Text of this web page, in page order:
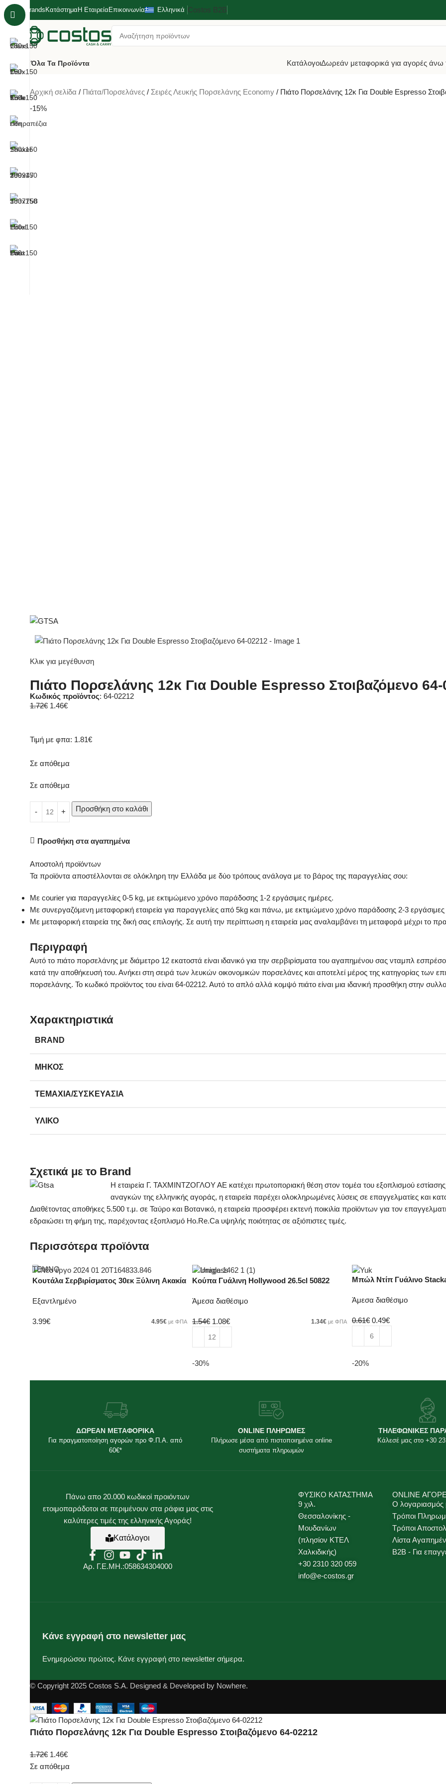
Brands Κατάστημα Η Εταιρεία Επικοινωνία Ελληνικά Costos Β2Β
Όλα Τα Προϊόντα ΚατάλογοιΔωρεάν μεταφορικά για αγορές άνω
Αρχική σελίδα Πιάτα/Πορσελάνες Σειρές Λευκής Πορσελάνης Economy
Πιάτο Πορσελάνης 12κ Για Double Espresso
-15%
Κλικ για μεγέθυνση
Πιάτο Πορσελάνης 12κ Για Double Espresso Στοιβαζόμενο
Κωδικός προϊόντος: 64-02212
1.72€ 1.46€
Τιμή με φπα: 1.81€
Σε απόθεμα
Σε απόθεμα
Προσθήκη στο καλάθι
Προσθήκη στα αγαπημένα
Αποστολή προϊόντων
Τα προϊόντα αποστέλλονται σε ολόκληρη την Ελλάδα με δύο τρόπους ανάλογα με το βάρος της παραγγελίας σου:
Με courier για παραγγελίες 0-5 kg, με εκτιμώμενο χρόνο παράδοσης 1-2 εργάσιμες ημέρες.
Με συνεργαζόμενη μεταφορική εταιρεία για παραγγελίες από 5kg και πάνω, με εκτιμώμενο χρόνο παράδοσης 2-3 εργάσιμες
Με μεταφορική εταιρεία της δική σας επιλογής. Σε αυτή την περίπτωση η εταιρεία μας αναλαμβάνει τη μεταφορά μέχρι το
Περιγραφή
Αυτό το πιάτο πορσελάνης με διάμετρο 12 εκατοστά είναι ιδανικό για την σερβιρίσματα του αγαπημένου σας νταμπλ
κατά την αποθήκευσή του. Ανήκει στη σειρά των λευκών οικονομικών πορσελάνες και αποτελεί μέρος της κατηγορίας των
πορσελάνης. Το κωδικό προϊόντος του είναι 64-02212. Αυτό το απλό αλλά κομψό πιάτο είναι μια ιδανική προσθήκη στην
Χαρακτηριστικά
BRAND
ΜΉΚΟΣ
ΤΕΜΆΧΙΑ/ΣΥΣΚΕΥΑΣΊΑ
ΥΛΙΚΌ
Σχετικά με το Brand
Η εταιρεία Γ. ΤΑΧΜΙΝΤΖΟΓΛΟΥ ΑΕ κατέχει πρωτοποριακή θέση στον τομέα του εξοπλισμού εστίασης
αναγκών της ελληνικής αγοράς, η εταιρεία παρέχει ολοκληρωμένες λύσεις σε επαγγελματίες και
Διαθέτοντας αποθήκες 5.500 τ.μ. σε Ταύρο και Βοτανικό, η εταιρεία προσφέρει εκτενή ποικιλία προϊόντων για τον
εδραιώσει τη φήμη της, παρέχοντας εξοπλισμό Ho.Re.Ca υψηλής ποιότητας σε αξιόπιστες τιμές.
Περισσότερα προϊόντα
ΤΕΜΝΟ
Κουτάλα Σερβιρίσματος 30εκ Ξύλινη Ακακία
Εξαντλημένο
3.99€ 4.95€ με ΦΠΑ
-30%
Κούπα Γυάλινη Hollywood 26.5cl 50822
Άμεσα διαθέσιμο
1.54€ 1.08€ 1.34€ με ΦΠΑ
-20%
Μπώλ Ντίπ Γυάλινο
Άμεσα διαθέσιμο
0.61€ 0.49€
ΔΩΡΕΑΝ ΜΕΤΑΦΟΡΙΚΑ
Για πραγματοποίηση αγορών προ Φ.Π.Α. από
60€*
ONLINE ΠΛΗΡΩΜΕΣ
Πλήρωσε μέσα από πιστοποιημένα online
συστήματα πληρωμών
ΤΗΛΕΦΩΝΙΚΕΣ
Κάλεσέ μας στο +30
Πάνω απο 20.000 κωδικοί προιόντων
ετοιμοπαράδοτοι σε περιμένουν στα ράφια μας στις
καλύτερες τιμές της ελληνικής Αγοράς!
Κατάλογοι
Αρ. Γ.Ε.ΜΗ.:058634304000
ΦΥΣΙΚΟ ΚΑΤΑΣΤΗΜΑ
9 χιλ.
Θεσσαλονίκης -
Μουδανίων
(πλησίον ΚΤΕΛ
Χαλκιδικής)
+30 2310 320 059
info@e-costos.gr
ONLINE
Ο λογαριασμός
Τρόποι
Τρόποι
Λίστα
B2B - Για
Κάνε εγγραφή στο newsletter μας
Ενημερώσου πρώτος. Κάνε εγγραφή στο newsletter σήμερα.
© Copyright 2025 Costos S.A. Designed & Developed by Nowhere.
Πιάτο Πορσελάνης 12κ Για Double Espresso Στοιβαζόμενο 64-02212
1.72€ 1.46€
Σε απόθεμα